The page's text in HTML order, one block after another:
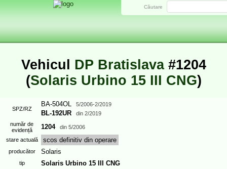
Vehicul DP Bratislava#1204
(Solaris Urbino 15 III CNG)
SPZ/RZ
BA-504OL 5/2006-2/2019
BL-192UR din 2/2019
număr de
evidență
1204 din 5/2006
stare actuală scos definitiv din operare
producător Solaris
tip Solaris Urbino 15 III CNG
Căutare